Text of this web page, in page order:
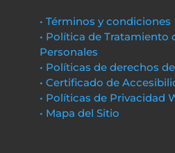
• Términos y condiciones
• Política de Tratamiento
Personales
• Políticas de derechos
• Certificado de
• Políticas de Privacidad
• Mapa del Sitio